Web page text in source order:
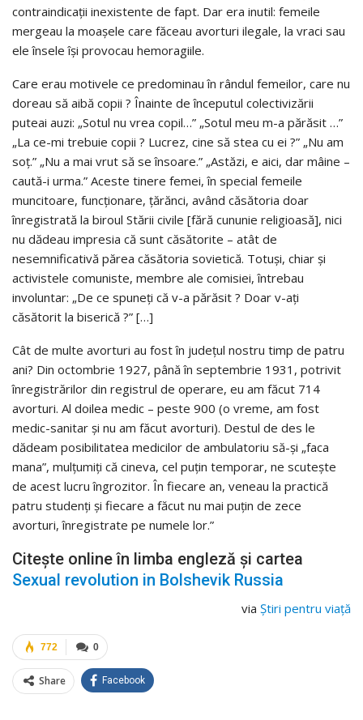
contraindicații inexistente de fapt. Dar era inutil: femeile
mergeau la moașele care făceau avorturi ilegale, la vraci sau
ele însele își provocau hemoragiile.
Care erau motivele ce predominau în rândul femeilor, care nu
doreau să aibă copii ? Înainte de începutul colectivizării
puteai auzi: „Sotul nu vrea copil…” „Sotul meu m-a părăsit …”
„La ce-mi trebuie copii ? Lucrez, cine să stea cu ei ?” „Nu am
soț.” „Nu a mai vrut să se însoare.” „Astăzi, e aici, dar mâine –
caută-i urma.” Aceste tinere femei, în special femeile
muncitoare, funcționare, țărănci, având căsătoria doar
înregistrată la biroul Stării civile [fără cununie religioasă], nici
nu dădeau impresia că sunt căsătorite – atât de
nesemnificativă părea căsătoria sovietică. Totuși, chiar și
activistele comuniste, membre ale comisiei, întrebau
involuntar: „De ce spuneți că v-a părăsit ? Doar v-ați
căsătorit la biserică ?” […]
Cât de multe avorturi au fost în județul nostru timp de patru
ani? Din octombrie 1927, până în septembrie 1931, potrivit
înregistrărilor din registrul de operare, eu am făcut 714
avorturi. Al doilea medic – peste 900 (o vreme, am fost
medic-sanitar și nu am făcut avorturi). Destul de des le
dădeam posibilitatea medicilor de ambulatoriu să-și „faca
mana”, mulțumiți că cineva, cel puțin temporar, ne scutește
de acest lucru îngrozitor. În fiecare an, veneau la practică
patru studenți și fiecare a făcut nu mai puțin de zece
avorturi, înregistrate pe numele lor.”
Citește online în limba engleză și cartea
Sexual revolution in Bolshevik Russia
via Știri pentru viață
0
772
Share Facebook